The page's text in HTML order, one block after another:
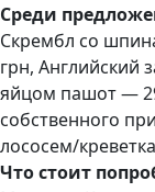
Среди
Скрембл со
грн, Английский
яйцом пашот —
собственного
лососем/
Что стоит